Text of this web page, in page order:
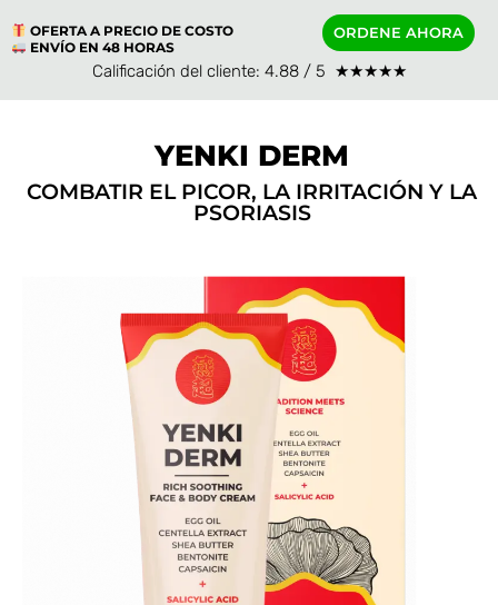
OFERTA A PRECIO DE COSTO
ENVÍO EN 48 HORAS
ORDENE AHORA
Calificación del cliente: 4.88 / 5 ★★★★★
YENKI DERM
COMBATIR EL PICOR, LA IRRITACIÓN Y LA
PSORIASIS